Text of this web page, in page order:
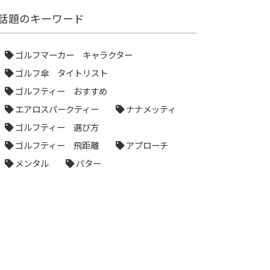
題のキーワード
ゴルフマーカー キャラクター
ゴルフ傘 タイトリスト
ゴルフティー おすすめ
エアロスパークティー
ナナメッティ
ゴルフティー 選び方
ゴルフティー 飛距離
アプローチ
メンタル
パター